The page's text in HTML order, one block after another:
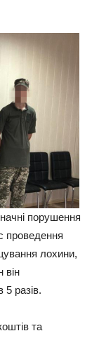
порушення
проведення
лохини,
він
разів.
та